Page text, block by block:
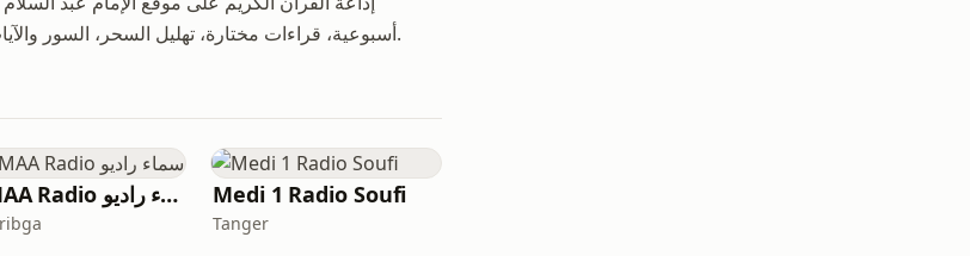
أسبوعية، قراءات مختارة، تهليل السحر، السور والآيات الفاضلة، الحزب الراتب، وقصار السور للأطفال. تبث على مدار الساعة.
SAMAA Radio سماء راديو Medi 1 Radio Soufi
Tanger